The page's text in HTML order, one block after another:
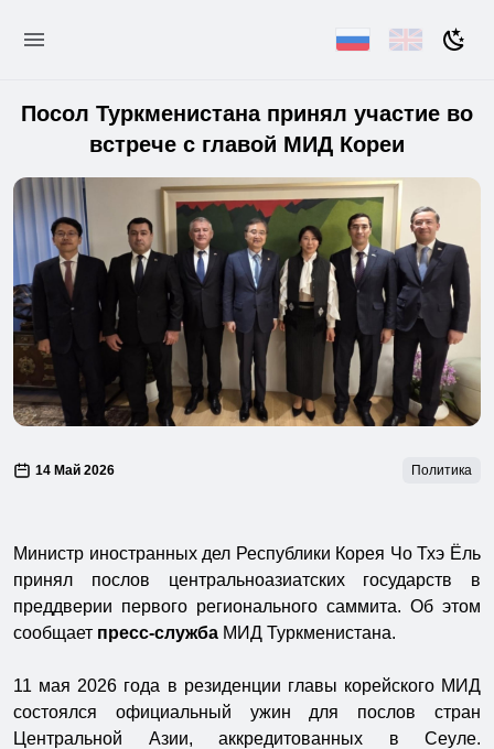
Посол Туркменистана принял участие во
встрече с главой МИД Кореи
14 Май 2026 Политика
Министр иностранных дел Республики Корея Чо Тхэ Ёль
принял послов центральноазиатских государств в
преддверии первого регионального саммита. Об этом
сообщает пресс-служба МИД Туркменистана.
11 мая 2026 года в резиденции главы корейского МИД
состоялся официальный ужин для послов стран
Центральной Азии, аккредитованных в Сеуле.